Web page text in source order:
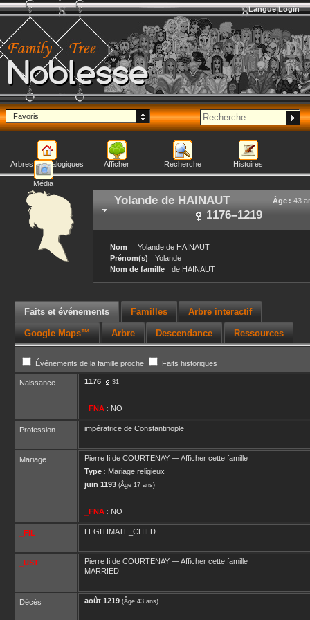
Noblesse
Langue Login
Favoris
Arbres généalogiques Afficher Recherche Histoires
Média
Yolande de HAINAUT Âge : 43
1176–1219
Nom Yolande de HAINAUT
Prénom(s)
Yolande
Nom de famille
de HAINAUT
Faits et événements Familles Arbre interactif
Google Maps™ Arbre Descendance Ressources
Événements de la famille proche Faits historiques
Naissance 1176 31
_FNA : NO
Profession impératrice de Constantinople
Mariage Pierre Ii de COURTENAY —Afficher cette famille
Type : Mariage religieux
juin 1193 (Âge 17 ans)
_FNA : NO
_FIL LEGITIMATE_CHILD
_UST Pierre Ii de COURTENAY —Afficher cette famille
MARRIED
Décès août 1219 (Âge 43 ans)